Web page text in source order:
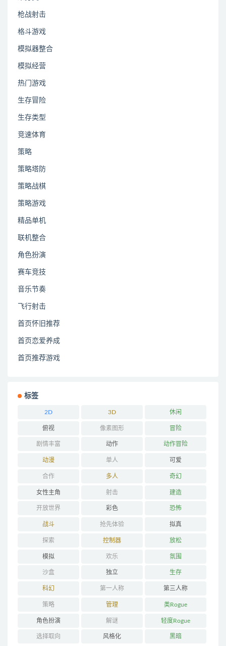
枪战射击
格斗游戏
模拟器整合
模拟经营
热门游戏
生存冒险
生存类型
竞速体育
策略
策略塔防
策略战棋
策略游戏
精品单机
联机整合
角色扮演
赛车竞技
音乐节奏
飞行射击
首页怀旧推荐
首页恋爱养成
首页推荐游戏
标签
2D 3D 休闲
俯视 像素图形 冒险
剧情丰富 动作 动作冒险
动漫 单人 可爱
合作 多人 奇幻
女性主角 射击 建造
开放世界 彩色 恐怖
战斗 抢先体验 拟真
探索 控制器 放松
模拟 欢乐 氛围
沙盒 独立 生存
科幻 第一人称 第三人称
策略 管理 类Rogue
角色扮演 解谜 轻度Rogue
选择取向 风格化 黑暗